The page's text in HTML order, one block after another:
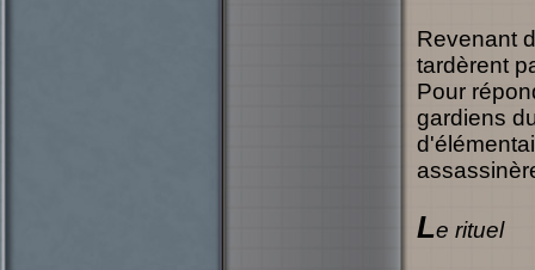
Revenant
tardèrent
Pour
gardiens
Le rituel